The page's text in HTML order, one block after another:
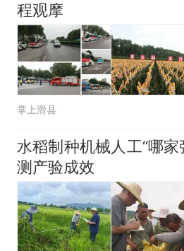
程观摩
掌上滑县
水稻制种机械人工“哪
测产验成效